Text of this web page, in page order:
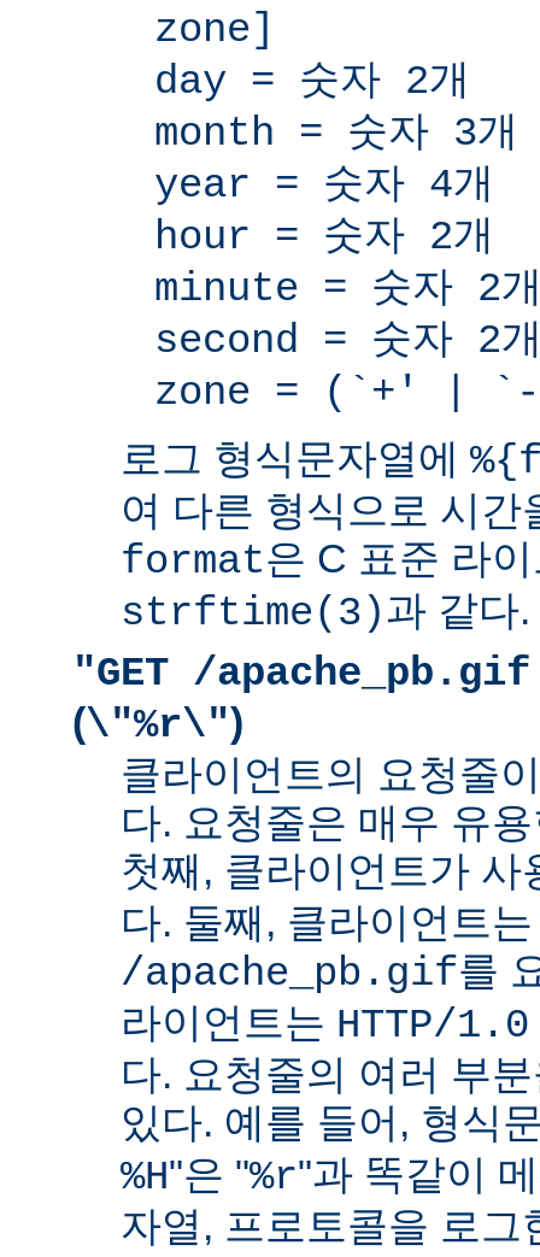
zone]
day = 숫자 2개
month = 숫자 3개
year = 숫자 4개
hour = 숫자 2개
minute = 숫자 2
second = 숫자 2
zone = (`+' | `-
로그 형식문자열에
여 다른 형식으로 시간
format은 C 표준 라
strftime(3)과 같다.
"GET /
(\"%r\")
클라이언트의 요청줄
다. 요청줄은 매우 유
첫째, 클라이언트가
다. 둘째, 클라이언트
/apache_pb.gif를
라이언트는 HTTP/1.0
다. 요청줄의 여러 부
있다. 예를 들어, 형식
%H"은 "%r"과 똑같이
자열, 프로토콜을 로그